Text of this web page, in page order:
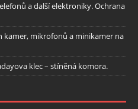
a další elektroniky. Ochrana
kamer, mikrofonů a minikamer na
klec – stíněná komora.